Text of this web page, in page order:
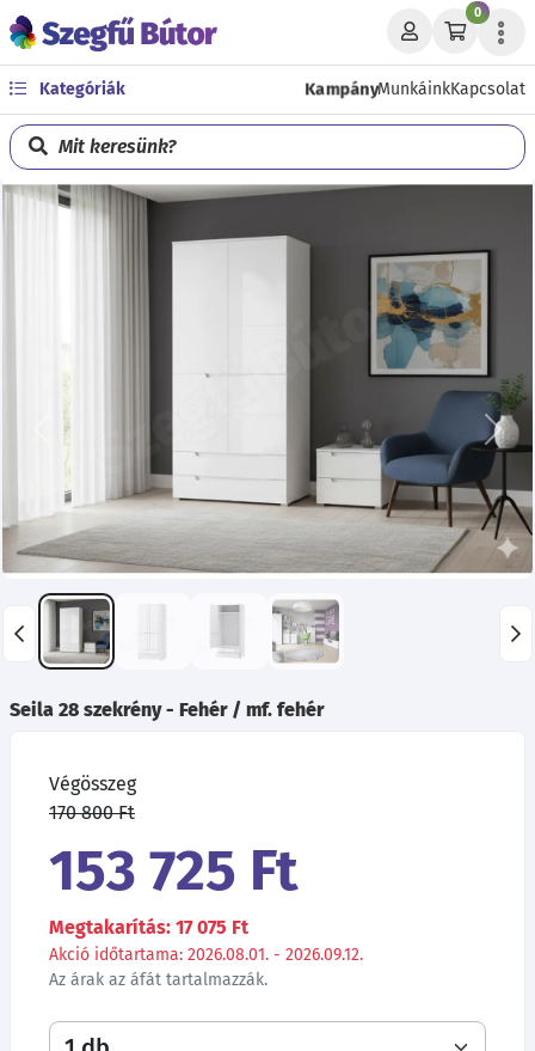
0
Kategóriák KampányMunkáinkKapcsolat
Mit keresünk?
Előző
Seila 28 szekrény - Fehér / mf. fehér
Végösszeg
170 800 Ft
153 725 Ft
Megtakarítás: 17 075 Ft
Akció időtartama: 2026.08.01. - 2026.09.12.
Az árak az áfát tartalmazzák.